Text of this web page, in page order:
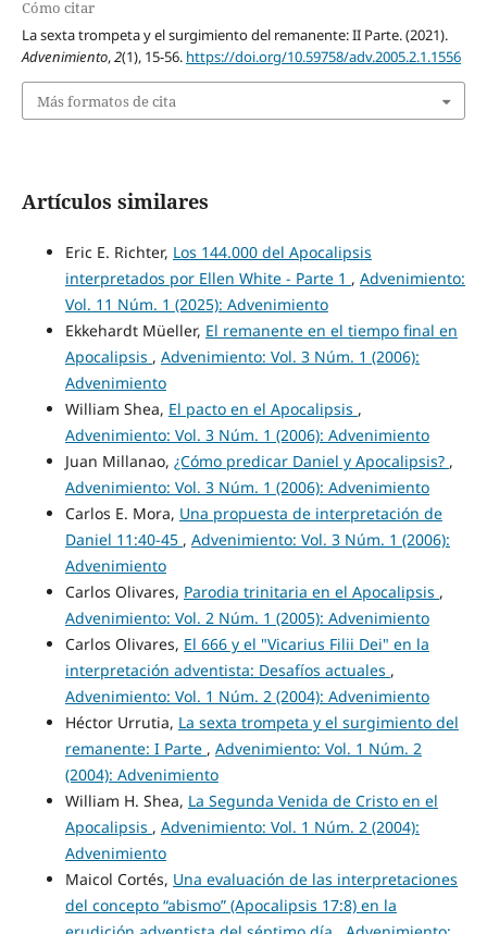
Cómo citar
La sexta trompeta y el surgimiento del remanente: II Parte. (2021).
Advenimiento,2(1), 15-56. https://doi.org/10.59758/adv.2005.2.1.1556
Más formatos de cita
Artículos similares
Eric E. Richter, Los 144.000 del Apocalipsis
interpretados por Ellen White - Parte 1 , Advenimiento:
Vol. 11 Núm. 1 (2025): Advenimiento
Ekkehardt Müeller, El remanente en el tiempo final en
Apocalipsis , Advenimiento: Vol. 3 Núm. 1 (2006):
Advenimiento
William Shea, El pacto en el Apocalipsis ,
Advenimiento: Vol. 3 Núm. 1 (2006): Advenimiento
Juan Millanao, ¿Cómo predicar Daniel y Apocalipsis? ,
Advenimiento: Vol. 3 Núm. 1 (2006): Advenimiento
Carlos E. Mora, Una propuesta de interpretación de
Daniel 11:40-45 , Advenimiento: Vol. 3 Núm. 1 (2006):
Advenimiento
Carlos Olivares, Parodia trinitaria en el Apocalipsis ,
Advenimiento: Vol. 2 Núm. 1 (2005): Advenimiento
Carlos Olivares, El 666 y el "Vicarius Filii Dei" en la
interpretación adventista: Desafíos actuales ,
Advenimiento: Vol. 1 Núm. 2 (2004): Advenimiento
Héctor Urrutia, La sexta trompeta y el surgimiento del
remanente: I Parte , Advenimiento: Vol. 1 Núm. 2
(2004): Advenimiento
William H. Shea, La Segunda Venida de Cristo en el
Apocalipsis , Advenimiento: Vol. 1 Núm. 2 (2004):
Advenimiento
Maicol Cortés, Una evaluación de las interpretaciones
del concepto “abismo” (Apocalipsis 17:8) en la